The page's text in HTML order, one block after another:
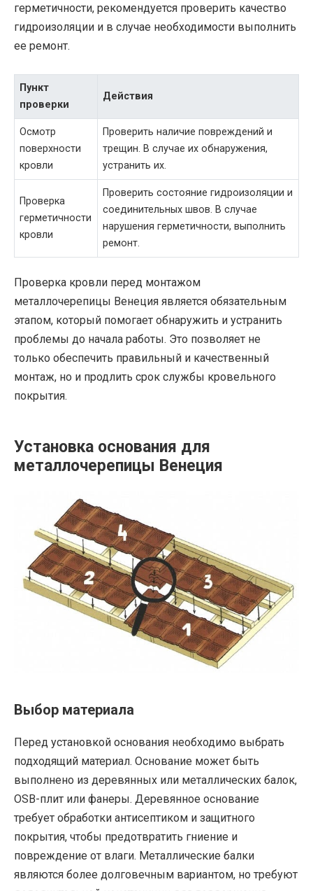
герметичности, рекомендуется проверить качество
гидроизоляции и в случае необходимости выполнить
ее ремонт.
Пункт
проверки
Действия
Осмотр
поверхности
кровли
Проверить наличие повреждений и
трещин. В случае их обнаружения,
устранить их.
Проверка
герметичности
кровли
Проверить состояние гидроизоляции и
соединительных швов. В случае
нарушения герметичности, выполнить
ремонт.
Проверка кровли перед монтажом
металлочерепицы Венеция является обязательным
этапом, который помогает обнаружить и устранить
проблемы до начала работы. Это позволяет не
только обеспечить правильный и качественный
монтаж, но и продлить срок службы кровельного
покрытия.
Установка основания для
металлочерепицы Венеция
Выбор материала
Перед установкой основания необходимо выбрать
подходящий материал. Основание может быть
выполнено из деревянных или металлических балок,
OSB-плит или фанеры. Деревянное основание
требует обработки антисептиком и защитного
покрытия, чтобы предотвратить гниение и
повреждение от влаги. Металлические балки
являются более долговечным вариантом, но требуют